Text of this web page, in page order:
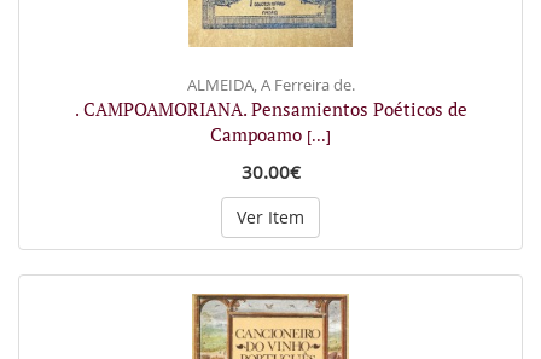
ALMEIDA, A Ferreira de.
. CAMPOAMORIANA. Pensamientos Poéticos de
Campoamo [...]
30.00€
Ver Item